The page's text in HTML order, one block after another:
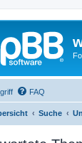
FAQ
Suche